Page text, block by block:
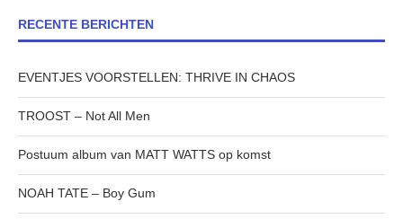
RECENTE BERICHTEN
EVENTJES VOORSTELLEN: THRIVE IN CHAOS
TROOST – Not All Men
Postuum album van MATT WATTS op komst
NOAH TATE – Boy Gum